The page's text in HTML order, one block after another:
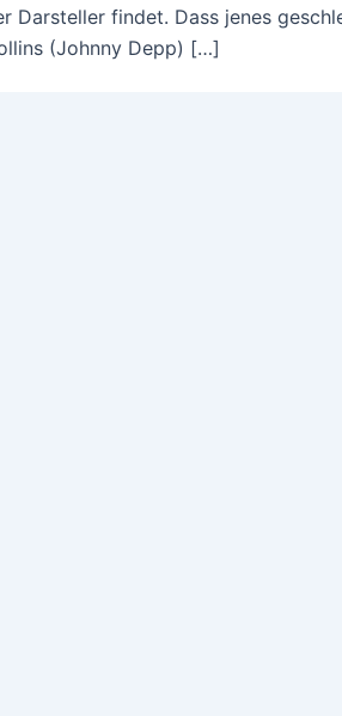
Darsteller findet. Dass jenes
(Johnny Depp) […]